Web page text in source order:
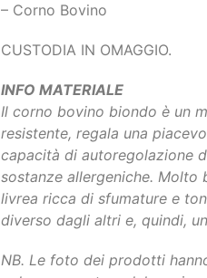
– Corno Bovino
CUSTODIA IN OMAGGIO.
INFO MATERIALE
Il corno bovino biondo è un
resistente, regala una
capacità di autoregolazione
sostanze allergeniche. Molto
livrea ricca di sfumature e
diverso dagli altri e, quindi,
NB. Le foto dei prodotti